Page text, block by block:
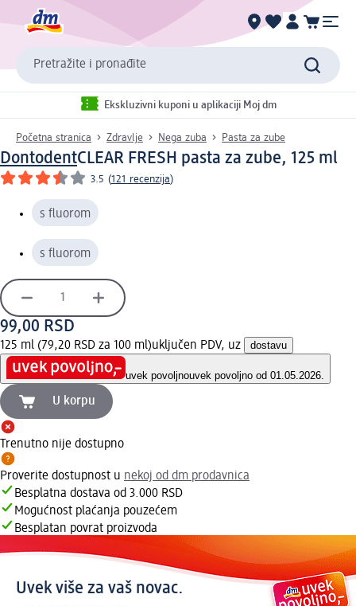
Pretražite i pronađite
Ekskluzivni kuponi u aplikaciji Moj dm
Početna stranica Zdravlje Nega zuba Pasta za zube
DontodentCLEAR FRESH pasta za zube, 125 ml
3.5 (121 recenzija)
s fluorom
s fluorom
99,00 RSD
125 ml (79,20 RSD za 100 ml)uključen PDV, uz dostavu
uvek povoljnouvek povoljno od 01.05.2026.
U korpu
Trenutno nije dostupno
Proverite dostupnost u nekoj od dm prodavnica
Besplatna dostava od 3.000 RSD
Mogućnost plaćanja pouzećem
Besplatan povrat proizvoda
Uvek više za vaš novac.